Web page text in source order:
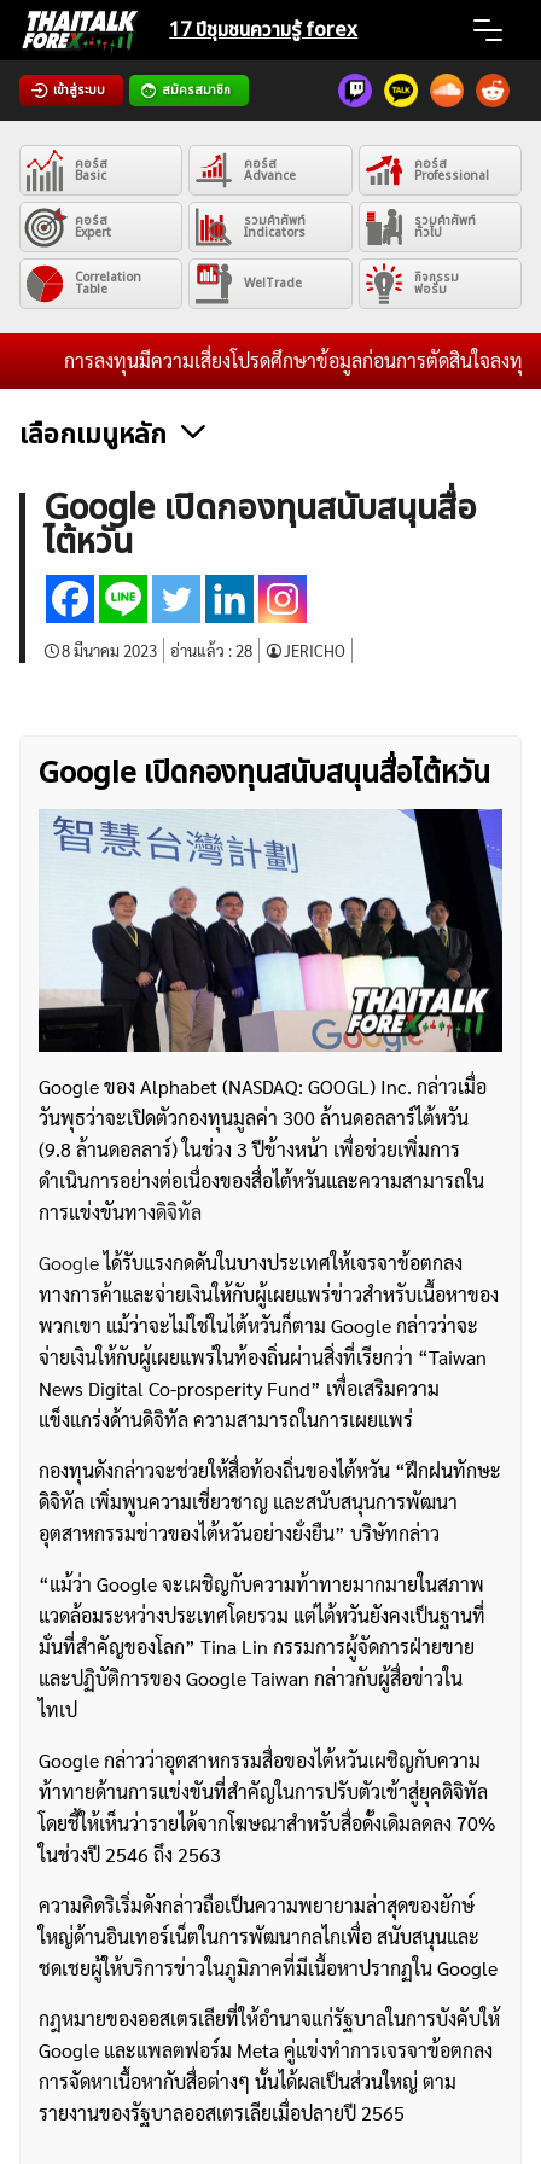
Skip
content
17 ปีชุมชนความรู้ forex
เข้าสู่ระบบ สมัครสมาชิก
Home
News
Articles
VPS Register
ค้นหา
สำหรับ:
คอร์ส
Basic
คอร์ส
Advance
คอร์ส
Professional
คอร์ส
Expert
รวมคำศัพท์
Indicators
รวมคำศัพท์
ทั่วไป
Correlation
Table WelTrade กิจกรรม
ฟอรั่ม
การลงทุนมีความเสี่ยงโปรดศึกษาข้อมูลก่อนการตัดสินใจลงทุน แ
เลือกเมนูหลัก
ข่าวฟอเร็กซ์และสกุลเงิน คริปโตเคอร์เรนซี
ฟรีซิกแนล รายวัน
บทวิเคราะห์
สินค้าโภคภัณฑ์
โบรกเกอร์ FX
โปรโมชั่น Forex
กองทุน Forex
ฟรี EA
Google เปิดกองทุนสนับสนุนสื่อ
ไต้หวัน
8 มีนาคม 2023 อ่านแล้ว :28 JERICHO
Google เปิดกองทุนสนับสนุนสื่อไต้หวัน
Google ของ Alphabet (NASDAQ: GOOGL) Inc. กล่าวเมื่อ
วันพุธว่าจะเปิดตัวกองทุนมูลค่า 300 ล้านดอลลาร์ไต้หวัน
(9.8 ล้านดอลลาร์) ในช่วง 3 ปีข้างหน้า เพื่อช่วยเพิ่มการ
ดำเนินการอย่างต่อเนื่องของสื่อไต้หวันและความสามารถใน
การแข่งขันทางดิจิทัล
Googleได้รับแรงกดดันในบางประเทศให้เจรจาข้อตกลง
ทางการค้าและจ่ายเงินให้กับผู้เผยแพร่ข่าวสำหรับเนื้อหาของ
พวกเขา แม้ว่าจะไม่ใช่ในไต้หวันก็ตาม Google กล่าวว่าจะ
จ่ายเงินให้กับผู้เผยแพร่ในท้องถิ่นผ่านสิ่งที่เรียกว่า “Taiwan
News Digital Co-prosperity Fund” เพื่อเสริมความ
แข็งแกร่งด้านดิจิทัล ความสามารถในการเผยแพร่
กองทุนดังกล่าวจะช่วยให้สื่อท้องถิ่นของไต้หวัน “ฝึกฝนทักษะ
ดิจิทัล เพิ่มพูนความเชี่ยวชาญ และสนับสนุนการพัฒนา
อุตสาหกรรมข่าวของไต้หวันอย่างยั่งยืน” บริษัทกล่าว
“แม้ว่า Google จะเผชิญกับความท้าทายมากมายในสภาพ
แวดล้อมระหว่างประเทศโดยรวม แต่ไต้หวันยังคงเป็นฐานที่
มั่นที่สำคัญของโลก” Tina Lin กรรมการผู้จัดการฝ่ายขาย
และปฏิบัติการของ Google Taiwan กล่าวกับผู้สื่อข่าวใน
ไทเป
Google กล่าวว่าอุตสาหกรรมสื่อของไต้หวันเผชิญกับความ
ท้าทายด้านการแข่งขันที่สำคัญในการปรับตัวเข้าสู่ยุคดิจิทัล
โดยชี้ให้เห็นว่ารายได้จากโฆษณาสำหรับสื่อดั้งเดิมลดลง 70%
ในช่วงปี 2546 ถึง 2563
ความคิดริเริ่มดังกล่าวถือเป็นความพยายามล่าสุดของยักษ์
ใหญ่ด้านอินเทอร์เน็ตในการพัฒนากลไกเพื่อ สนับสนุนและ
ชดเชยผู้ให้บริการข่าวในภูมิภาคที่มีเนื้อหาปรากฏใน Google
กฎหมายของออสเตรเลียที่ให้อำนาจแก่รัฐบาลในการบังคับให้
Google และแพลตฟอร์ม Meta คู่แข่งทำการเจรจาข้อตกลง
การจัดหาเนื้อหากับสื่อต่างๆ นั้นได้ผลเป็นส่วนใหญ่ ตาม
รายงานของรัฐบาลออสเตรเลียเมื่อปลายปี 2565